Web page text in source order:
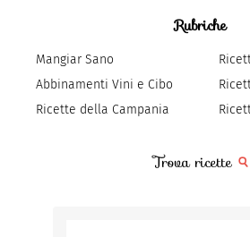
Rubriche
Mangiar Sano
Abbinamenti Vini e Cibo
Ricette della Campania
Trova ricette